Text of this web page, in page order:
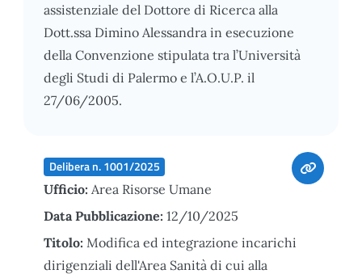
assistenziale del Dottore di Ricerca alla
Dott.ssa Dimino Alessandra in esecuzione
della Convenzione stipulata tra l’Università
degli Studi di Palermo e l’A.O.U.P. il
27/06/2005.
Delibera n. 1001/2025
Ufficio: Area Risorse Umane
Data Pubblicazione: 12/10/2025
Titolo: Modifica ed integrazione incarichi
dirigenziali dell'Area Sanità di cui alla